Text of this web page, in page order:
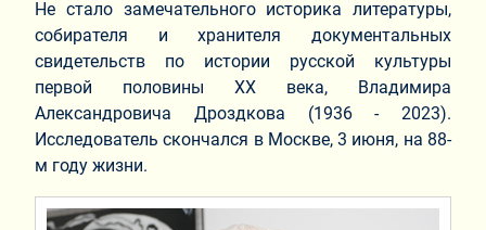
Не стало замечательного историка литературы,
собирателя и хранителя документальных
свидетельств по истории русской культуры
первой половины XX века, Владимира
Александровича Дроздкова (1936 - 2023).
Исследователь скончался в Москве, 3 июня, на 88-
м году жизни.